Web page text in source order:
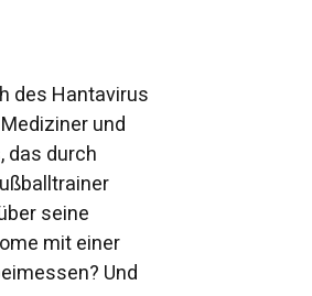
des Hantavirus
und
das durch
seine
mit einer
Und